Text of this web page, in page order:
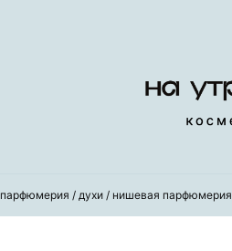
парфюмерия / духи / нишевая парфюмерия